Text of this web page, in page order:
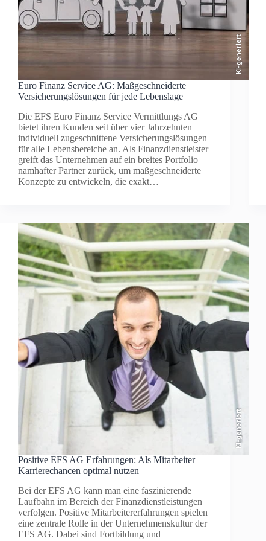
KI-generiert
Euro Finanz Service AG: Maßgeschneiderte
Versicherungslösungen für jede Lebenslage
Die EFS Euro Finanz Service Vermittlungs AG
bietet ihren Kunden seit über vier Jahrzehnten
individuell zugeschnittene Versicherungslösungen
für alle Lebensbereiche an. Als Finanzdienstleister
greift das Unternehmen auf ein breites Portfolio
namhafter Partner zurück, um maßgeschneiderte
Konzepte zu entwickeln, die exakt…
KI-generiert
Positive EFS AG Erfahrungen: Als Mitarbeiter
Karrierechancen optimal nutzen
Bei der EFS AG kann man eine faszinierende
Laufbahn im Bereich der Finanzdienstleistungen
verfolgen. Positive Mitarbeitererfahrungen spielen
eine zentrale Rolle in der Unternehmenskultur der
EFS AG. Dabei sind Fortbildung und